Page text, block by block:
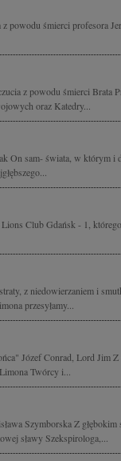
powodu śmierci profesora
z powodu śmierci Brata
oraz Katedry...
On sam- świata, w którym i
Club Gdańsk - 1,
z niedowierzaniem i
przesyłamy...
Józef Conrad, Lord Jim
Twórcy i...
Szymborska Z głębokim
sławy Szekspirologa,...